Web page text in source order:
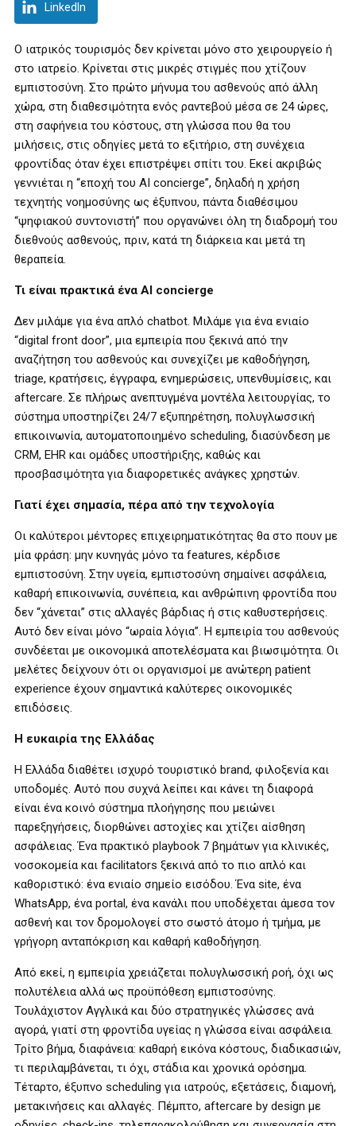
LinkedIn
Ο ιατρικός τουρισμός δεν κρίνεται μόνο στο χειρουργείο ή
στο ιατρείο. Κρίνεται στις μικρές στιγμές που χτίζουν
εμπιστοσύνη. Στο πρώτο μήνυμα του ασθενούς από άλλη
χώρα, στη διαθεσιμότητα ενός ραντεβού μέσα σε 24 ώρες,
στη σαφήνεια του κόστους, στη γλώσσα που θα του
μιλήσεις, στις οδηγίες μετά το εξιτήριο, στη συνέχεια
φροντίδας όταν έχει επιστρέψει σπίτι του. Εκεί ακριβώς
γεννιέται η “εποχή του AI concierge”, δηλαδή η χρήση
τεχνητής νοημοσύνης ως έξυπνου, πάντα διαθέσιμου
“ψηφιακού συντονιστή” που οργανώνει όλη τη διαδρομή του
διεθνούς ασθενούς, πριν, κατά τη διάρκεια και μετά τη
θεραπεία.
Τι είναι πρακτικά ένα AI concierge
Δεν μιλάμε για ένα απλό chatbot. Μιλάμε για ένα ενιαίο
“digital front door”, μια εμπειρία που ξεκινά από την
αναζήτηση του ασθενούς και συνεχίζει με καθοδήγηση,
triage, κρατήσεις, έγγραφα, ενημερώσεις, υπενθυμίσεις, και
aftercare. Σε πλήρως ανεπτυγμένα μοντέλα λειτουργίας, το
σύστημα υποστηρίζει 24/7 εξυπηρέτηση, πολυγλωσσική
επικοινωνία, αυτοματοποιημένο scheduling, διασύνδεση με
CRM, EHR και ομάδες υποστήριξης, καθώς και
προσβασιμότητα για διαφορετικές ανάγκες χρηστών.
Γιατί έχει σημασία, πέρα από την τεχνολογία
Οι καλύτεροι μέντορες επιχειρηματικότητας θα στο πουν με
μία φράση: μην κυνηγάς μόνο τα features, κέρδισε
εμπιστοσύνη. Στην υγεία, εμπιστοσύνη σημαίνει ασφάλεια,
καθαρή επικοινωνία, συνέπεια, και ανθρώπινη φροντίδα που
δεν “χάνεται” στις αλλαγές βάρδιας ή στις καθυστερήσεις.
Αυτό δεν είναι μόνο “ωραία λόγια”. Η εμπειρία του ασθενούς
συνδέεται με οικονομικά αποτελέσματα και βιωσιμότητα. Οι
μελέτες δείχνουν ότι οι οργανισμοί με ανώτερη patient
experience έχουν σημαντικά καλύτερες οικονομικές
επιδόσεις.
Η ευκαιρία της Ελλάδας
Η Ελλάδα διαθέτει ισχυρό τουριστικό brand, φιλοξενία και
υποδομές. Αυτό που συχνά λείπει και κάνει τη διαφορά
είναι ένα κοινό σύστημα πλοήγησης που μειώνει
παρεξηγήσεις, διορθώνει αστοχίες και χτίζει αίσθηση
ασφάλειας. Ένα πρακτικό playbook 7 βημάτων για κλινικές,
νοσοκομεία και facilitators ξεκινά από το πιο απλό και
καθοριστικό: ένα ενιαίο σημείο εισόδου. Ένα site, ένα
WhatsApp, ένα portal, ένα κανάλι που υποδέχεται άμεσα τον
ασθενή και τον δρομολογεί στο σωστό άτομο ή τμήμα, με
γρήγορη ανταπόκριση και καθαρή καθοδήγηση.
Από εκεί, η εμπειρία χρειάζεται πολυγλωσσική ροή, όχι ως
πολυτέλεια αλλά ως προϋπόθεση εμπιστοσύνης.
Τουλάχιστον Αγγλικά και δύο στρατηγικές γλώσσες ανά
αγορά, γιατί στη φροντίδα υγείας η γλώσσα είναι ασφάλεια.
Τρίτο βήμα, διαφάνεια: καθαρή εικόνα κόστους, διαδικασιών,
τι περιλαμβάνεται, τι όχι, στάδια και χρονικά ορόσημα.
Τέταρτο, έξυπνο scheduling για ιατρούς, εξετάσεις, διαμονή,
μετακινήσεις και αλλαγές. Πέμπτο, aftercare by design με